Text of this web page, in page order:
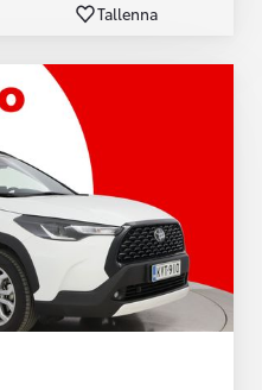
Tallenna